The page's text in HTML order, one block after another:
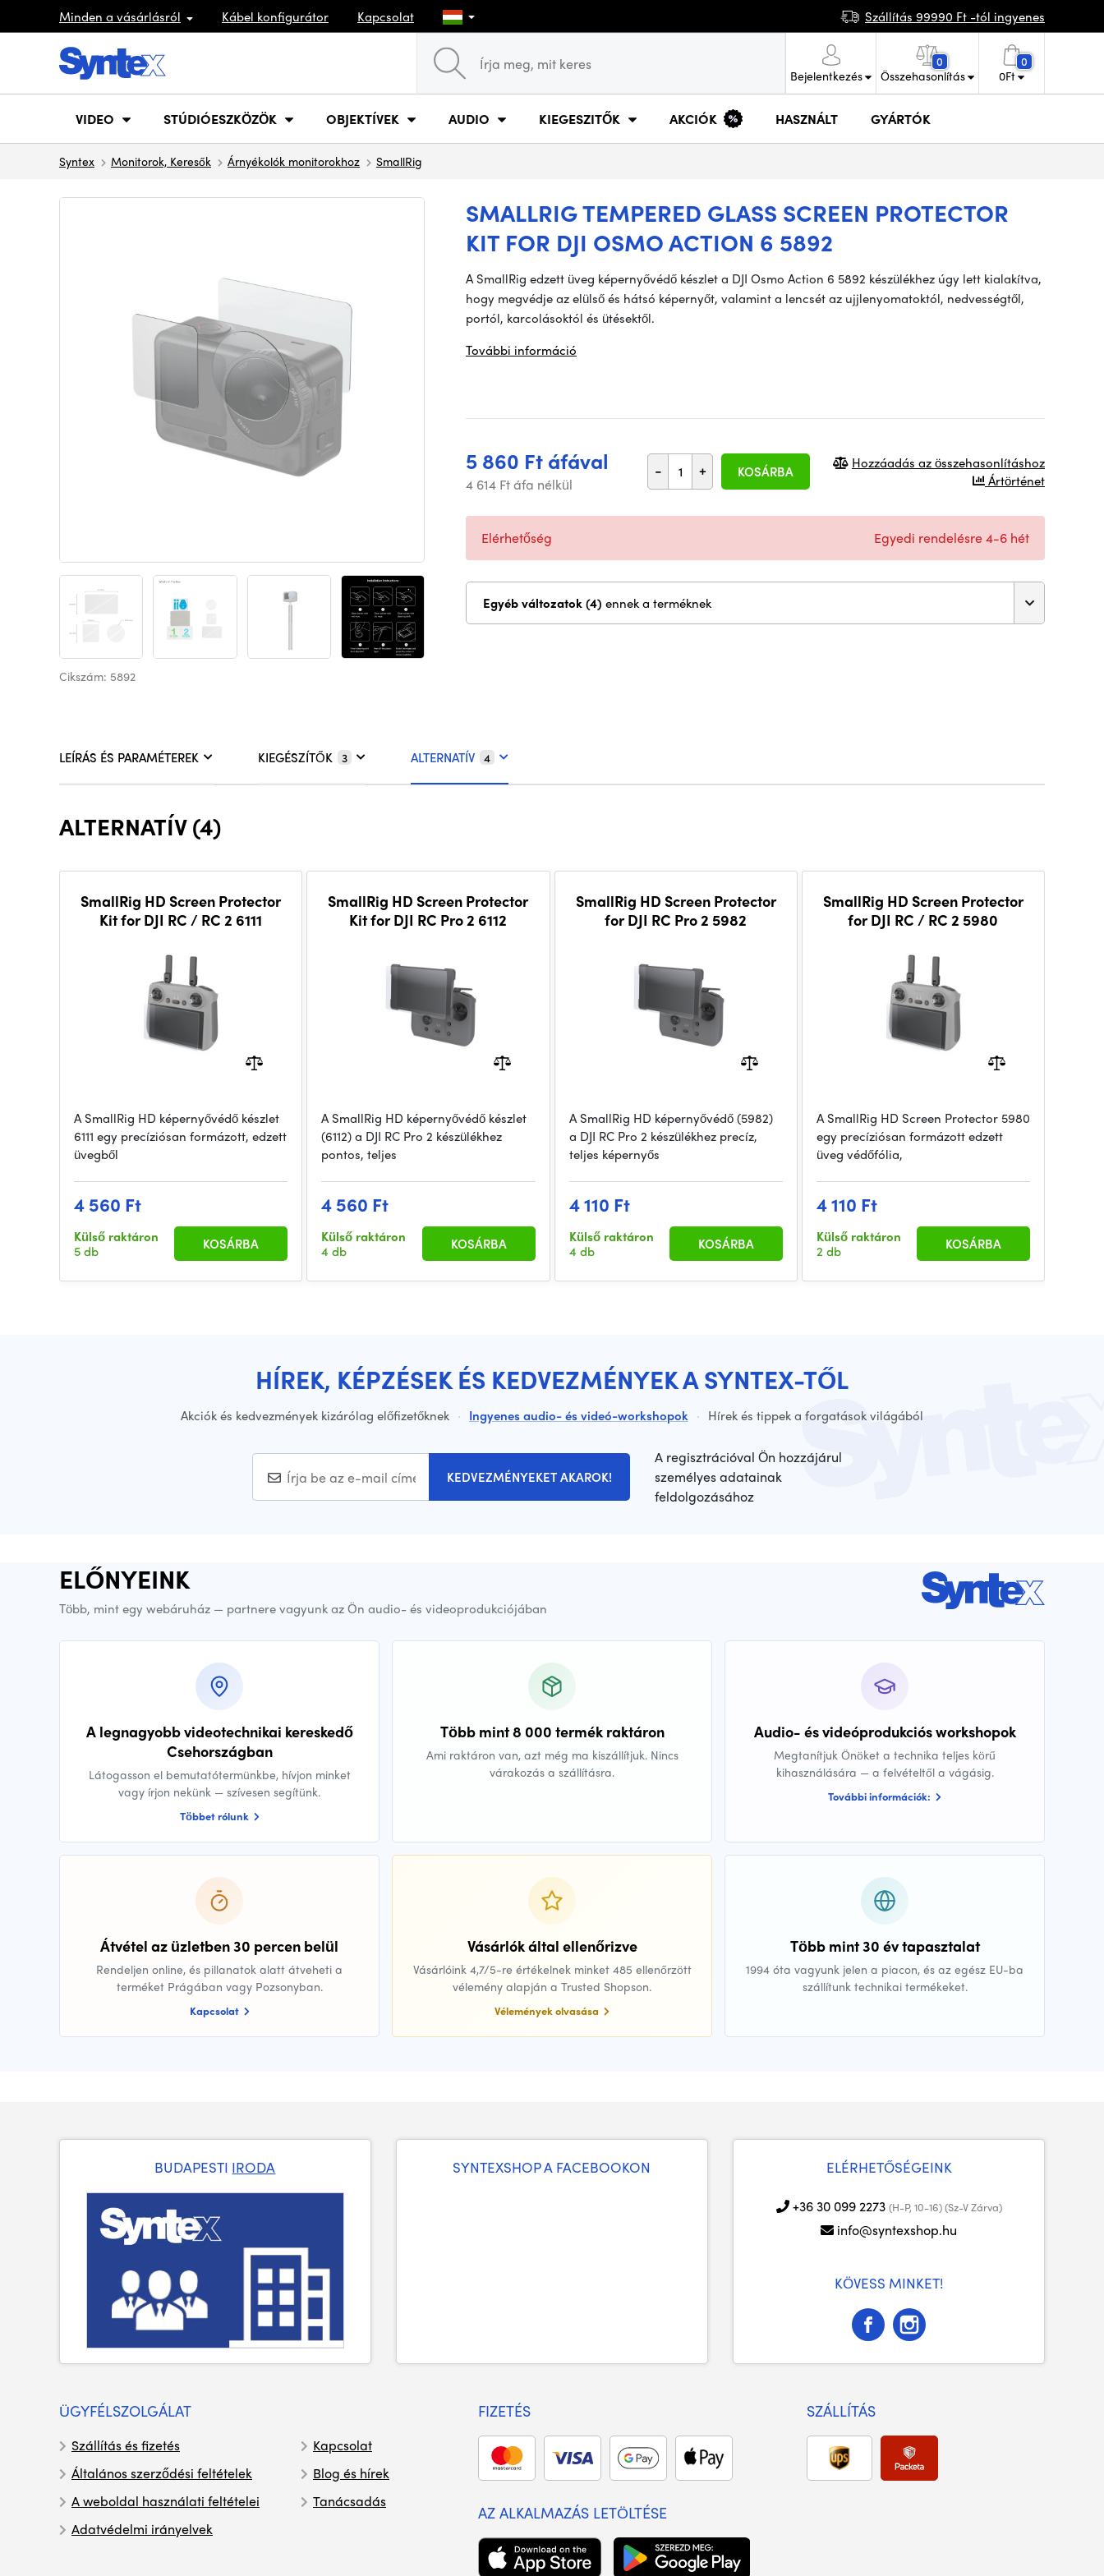
Minden a vásárlásról Kábel konfigurátor Kapcsolat Szállítás 99990 Ft -tól ingyenes
Bejelentkezés
0
Összehasonlítás
0
0Ft
VIDEO STÚDIÓESZKÖZÖK OBJEKTÍVEK AUDIO KIEGESZITŐK AKCIÓK HASZNÁLT GYÁRTÓK
Syntex Monitorok, Keresők Árnyékolók monitorokhoz SmallRig
SMALLRIG TEMPERED GLASS SCREEN PROTECTOR
KIT FOR DJI OSMO ACTION 6 5892
Cikszám: 5892
A SmallRig edzett üveg képernyővédő készlet a DJI Osmo Action 6 5892 készülékhez úgy lett kialakítva,
hogy megvédje az elülső és hátsó képernyőt, valamint a lencsét az ujjlenyomatoktól, nedvességtől,
portól, karcolásoktól és ütésektől.
További információ
5 860 Ft áfával
4 614 Ft áfa nélkül
- + KOSÁRBA
Hozzáadás az összehasonlításhoz
Ártörténet
Elérhetőség Egyedi rendelésre 4-6 hét
Egyéb változatok (4) ennek a terméknek
LEÍRÁS ÉS PARAMÉTEREK KIEGÉSZÍTŐK 3 ALTERNATÍV 4
ALTERNATÍV (4)
SmallRig HD Screen Protector
Kit for DJI RC / RC 2 6111
A SmallRig HD képernyővédő készlet
6111 egy precíziósan formázott, edzett
üvegből
4 560 Ft
Külső raktáron
5 db
KOSÁRBA
SmallRig HD Screen Protector
Kit for DJI RC Pro 2 6112
A SmallRig HD képernyővédő készlet
(6112) a DJI RC Pro 2 készülékhez
pontos, teljes
4 560 Ft
Külső raktáron
4 db
KOSÁRBA
SmallRig HD Screen Protector
for DJI RC Pro 2 5982
A SmallRig HD képernyővédő (5982)
a DJI RC Pro 2 készülékhez precíz,
teljes képernyős
4 110 Ft
Külső raktáron
4 db
KOSÁRBA
SmallRig HD Screen Protector
for DJI RC / RC 2 5980
A SmallRig HD Screen Protector 5980
egy precíziósan formázott edzett
üveg védőfólia,
4 110 Ft
Külső raktáron
2 db
KOSÁRBA
HÍREK, KÉPZÉSEK ÉS KEDVEZMÉNYEK A SYNTEX-TŐL
Akciók és kedvezmények kizárólag előfizetőknek · Ingyenes audio- és videó-workshopok · Hírek és tippek a forgatások világából
KEDVEZMÉNYEKET AKAROK!
A regisztrációval Ön hozzájárul
személyes adatainak
feldolgozásához
ELŐNYEINK
Több, mint egy webáruház — partnere vagyunk az Ön audio- és videoprodukciójában
A legnagyobb videotechnikai kereskedő
Csehországban
Látogasson el bemutatótermünkbe, hívjon minket
vagy írjon nekünk — szívesen segítünk.
Többet rólunk
Több mint 8 000 termék raktáron
Ami raktáron van, azt még ma kiszállítjuk. Nincs
várakozás a szállításra.
Audio- és videóprodukciós workshopok
Megtanítjuk Önöket a technika teljes körű
kihasználására — a felvételtől a vágásig.
További információk:
Átvétel az üzletben 30 percen belül
Rendeljen online, és pillanatok alatt átveheti a
terméket Prágában vagy Pozsonyban.
Kapcsolat
Vásárlók által ellenőrizve
Vásárlóink 4,7/5-re értékelnek minket 485 ellenőrzött
vélemény alapján a Trusted Shopson.
Vélemények olvasása
Több mint 30 év tapasztalat
1994 óta vagyunk jelen a piacon, és az egész EU-ba
szállítunk technikai termékeket.
BUDAPESTI IRODA SYNTEXSHOP A FACEBOOKON ELÉRHETŐSÉGEINK
+36 30 099 2273 (H-P, 10-16) (Sz-V Zárva)
info@syntexshop.hu
KÖVESS MINKET!
ÜGYFÉLSZOLGÁLAT
Szállítás és fizetés
Általános szerződési feltételek
A weboldal használati feltételei
Adatvédelmi irányelvek
Kapcsolat
Blog és hírek
Tanácsadás
FIZETÉS SZÁLLÍTÁS
AZ ALKALMAZÁS LETÖLTÉSE